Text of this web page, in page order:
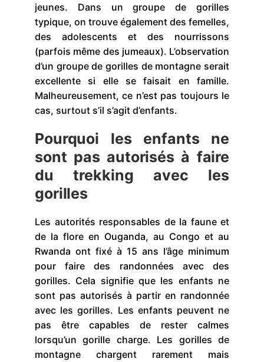
jeunes. Dans un groupe de gorilles
typique, on trouve également des femelles,
des adolescents et des nourrissons
(parfois même des jumeaux). L’observation
d’un groupe de gorilles de montagne serait
excellente si elle se faisait en famille.
Malheureusement, ce n’est pas toujours le
cas, surtout s’il s’agit d’enfants.
Pourquoi les enfants ne
sont pas autorisés à faire
du trekking avec les
gorilles
Les autorités responsables de la faune et
de la flore en Ouganda, au Congo et au
Rwanda ont fixé à 15 ans l’âge minimum
pour faire des randonnées avec des
gorilles. Cela signifie que les enfants ne
sont pas autorisés à partir en randonnée
avec les gorilles. Les enfants peuvent ne
pas être capables de rester calmes
lorsqu’un gorille charge. Les gorilles de
montagne chargent rarement mais